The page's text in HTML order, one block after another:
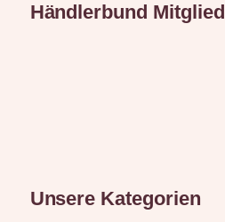
Händlerbund Mitglied
Unsere Kategorien